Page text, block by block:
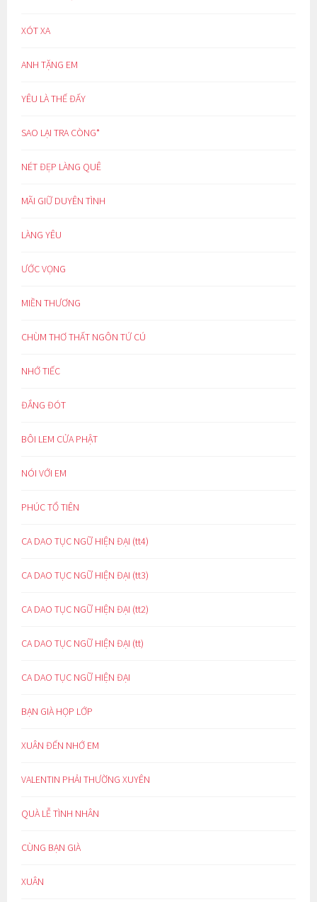
XÓT XA
ANH TẶNG EM
YÊU LÀ THẾ ĐẤY
SAO LẠI TRA CÒNG*
NÉT ĐẸP LÀNG QUÊ
MÃI GIỮ DUYÊN TÌNH
LÀNG YÊU
ƯỚC VỌNG
MIỀN THƯƠNG
CHÙM THƠ THẤT NGÔN TỨ CÚ
NHỚ TIẾC
ĐẮNG ĐÓT
BÔI LEM CỬA PHẬT
NÓI VỚI EM
PHÚC TỔ TIÊN
CA DAO TỤC NGỮ HIỆN ĐẠI (tt4)
CA DAO TỤC NGỮ HIỆN ĐẠI (tt3)
CA DAO TỤC NGỮ HIỆN ĐẠI (tt2)
CA DAO TỤC NGỮ HIỆN ĐẠI (tt)
CA DAO TỤC NGỮ HIỆN ĐẠI
BẠN GIÀ HỌP LỚP
XUÂN ĐẾN NHỚ EM
VALENTIN PHẢI THƯỜNG XUYÊN
QUÀ LỄ TÌNH NHÂN
CÙNG BẠN GIÀ
XUÂN